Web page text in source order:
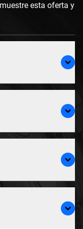
esta oferta y